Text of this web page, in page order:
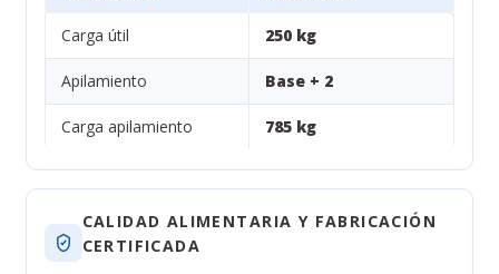
Carga útil 250 kg
Apilamiento Base + 2
Carga apilamiento 785 kg
CALIDAD ALIMENTARIA Y FABRICACIÓN
CERTIFICADA